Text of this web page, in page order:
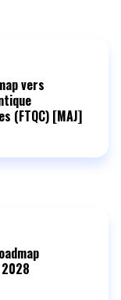
vers
(FTQC) [MAJ]